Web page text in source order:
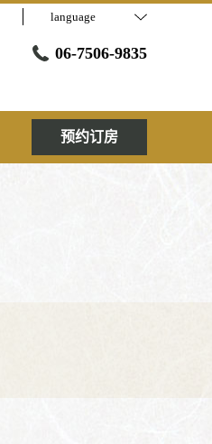
language
06-7506-9835
预约订房